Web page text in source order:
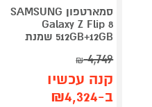
סמארטפון SAMSUNG
Galaxy Z Flip 8
512GB+12GB שמנת
4,749
₪
קנה עכשיו
ב-₪4,324